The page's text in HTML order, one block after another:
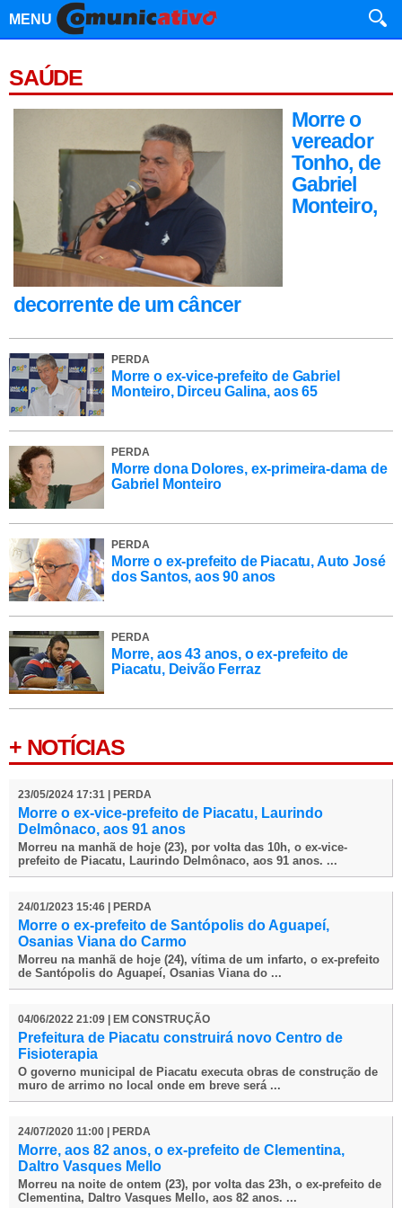
MENU
SAÚDE
Morre o
vereador
Tonho, de
Gabriel
Monteiro,
decorrente de um câncer
PERDA
Morre o ex-vice-prefeito de Gabriel
Monteiro, Dirceu Galina, aos 65
PERDA
Morre dona Dolores, ex-primeira-dama de
Gabriel Monteiro
PERDA
Morre o ex-prefeito de Piacatu, Auto José
dos Santos, aos 90 anos
PERDA
Morre, aos 43 anos, o ex-prefeito de
Piacatu, Deivão Ferraz
+ NOTÍCIAS
23/05/2024 17:31 | PERDA
Morre o ex-vice-prefeito de Piacatu, Laurindo
Delmônaco, aos 91 anos
Morreu na manhã de hoje (23), por volta das 10h, o ex-vice-
prefeito de Piacatu, Laurindo Delmônaco, aos 91 anos. ...
24/01/2023 15:46 | PERDA
Morre o ex-prefeito de Santópolis do Aguapeí,
Osanias Viana do Carmo
Morreu na manhã de hoje (24), vítima de um infarto, o ex-prefeito
de Santópolis do Aguapeí, Osanias Viana do ...
04/06/2022 21:09 | EM CONSTRUÇÃO
Prefeitura de Piacatu construirá novo Centro de
Fisioterapia
O governo municipal de Piacatu executa obras de construção de
muro de arrimo no local onde em breve será ...
24/07/2020 11:00 | PERDA
Morre, aos 82 anos, o ex-prefeito de Clementina,
Daltro Vasques Mello
Morreu na noite de ontem (23), por volta das 23h, o ex-prefeito de
Clementina, Daltro Vasques Mello, aos 82 anos. ...